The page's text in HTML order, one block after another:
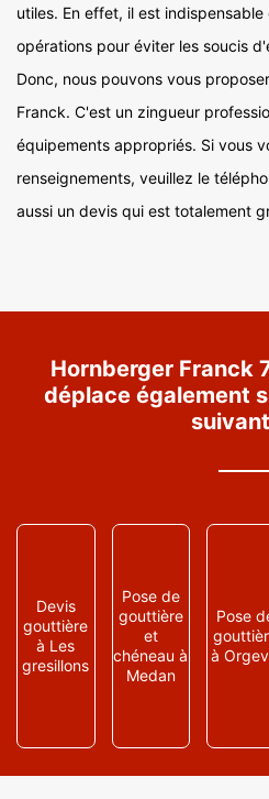
utiles. En effet, il est
opérations pour éviter les soucis
Donc, nous pouvons vous
Franck. C'est un zingueur
équipements appropriés. Si vous
renseignements, veuillez le
aussi un devis qui est totalement
Hornberger Franck
déplace également
Devis
gouttière
à Les
gresillons
Pose de
gouttière
et
chéneau à
Medan
Pose
à